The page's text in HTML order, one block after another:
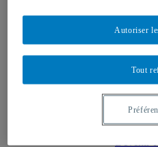
LASER 13 :
entre cimes et
2023
La Station
ISEA Paris
presentation)
cartographie 2:
Devenir-Hêtre
Tout
Autoriser